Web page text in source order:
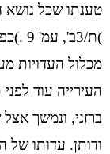
טענתו שכל נושא
)ת/3ב', עמ' 9 .)כפי שיובהר להלן,
מכלול העדויות
העירייה עוד
ברזני, ונמשך
ודותן. עדותו של